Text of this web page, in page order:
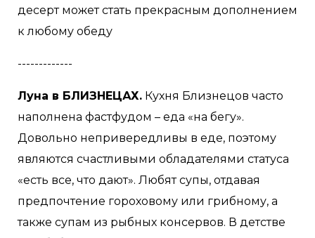
десерт может стать прекрасным дополнением
к любому обеду
-------------
Луна в БЛИЗНЕЦАХ. Кухня Близнецов часто
наполнена фастфудом – еда «на бегу».
Довольно непривередливы в еде, поэтому
являются счастливыми обладателями статуса
«есть все, что дают». Любят супы, отдавая
предпочтение гороховому или грибному, а
также супам из рыбных консервов. В детстве